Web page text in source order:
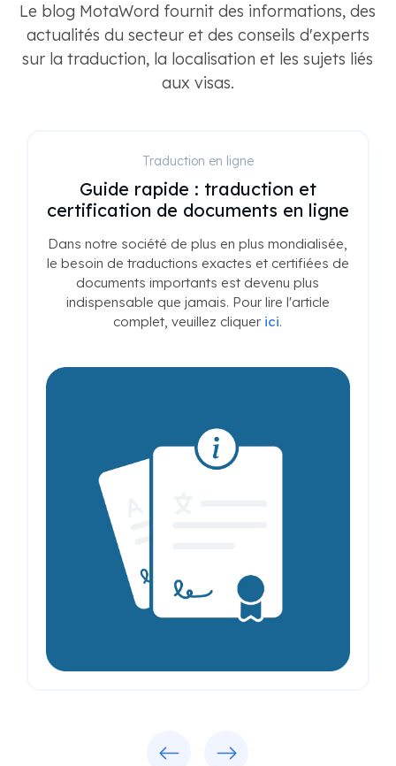
Le blog MotaWord fournit des informations, des
actualités du secteur et des conseils d'experts
sur la traduction, la localisation et les sujets liés
aux visas.
Traduction en ligne
Guide rapide : traduction et
certification de documents en ligne
Dans notre société de plus en plus mondialisée,
le besoin de traductions exactes et certifiées de
documents importants est devenu plus
indispensable que jamais. Pour lire l'article
complet, veuillez cliquer ici.